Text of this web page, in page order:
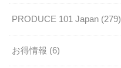
PRODUCE 101 Japan (279)
お得情報 (6)